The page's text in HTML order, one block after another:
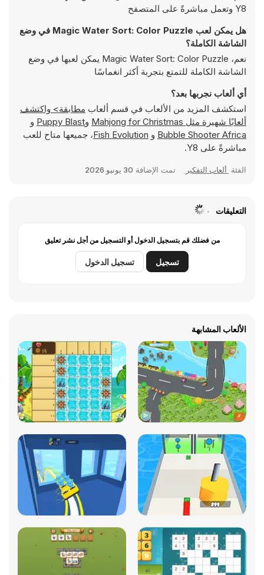
Y8 وتعمل مباشرةً على المتصفح
هل يمكن لعب Magic Water Sort: Color Puzzle في وضع
الشاشة الكاملة؟
نعم، Magic Water Sort: Color Puzzle يمكن لعبها في وضع
الشاشة الكاملة للتمتع بتجربة أكثر انغماسًا
أي ألعاب نجربها بعد؟
استكشف المزيد من الألعاب في قسم ألعاب
مطابقة> واكتشف
ألعابًا شهيرة مثل Mahjong for Christmas وPuppy Blast و
Bubble Shooter Africa و Fish Evolution، جميعها متاح للعب
مباشرةً على Y8.
الفئة ألعاب التفكير تمت الإضافة 30 يونيو 2026
التعليقات
من فضلك قم بتسجيل الدخول أو التسجيل من أجل نشر تعليق
تسجيل تسجيل الدخول
الألعاب المشابهة